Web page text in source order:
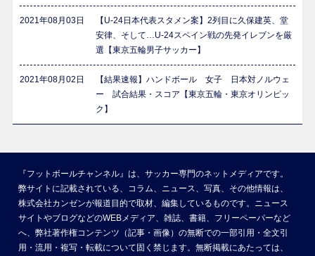
2021年08月03日
【U-24日本代表スタメン案】2列目に久保建英、堂
安律、そして…U-24スペイン戦の先発イレブンを厳
選【東京五輪男子サッカー】
2021年08月02日
【結果速報】ハンドボール 女子 日本対ノルウェ
ー 試合結果・スコア【東京五輪・東京オリンピッ
ク】
『フットボールチャンネル』は、サッカー専門のネットメディアです。
弊サイトに記載されている、コラム、ニュース、写真、その他情報は、
株式会社カンゼンが報道目的で取材、編集しているものです。ニュース
サイトやブログなどのWEBメディア、雑誌、書籍、フリーペーパーなど
へ、弊社著作権コンテンツ（記事・画像）の無断での一部引用・全文引
用・流用・複写・転載について固く禁じます。無断掲載にあたっては、